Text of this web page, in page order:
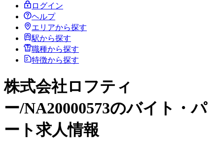
ログイン
ヘルプ
エリアから探す
駅から探す
職種から探す
特徴から探す
株式会社ロフティ
ー/NA20000573のバイト・パ
ート求人情報